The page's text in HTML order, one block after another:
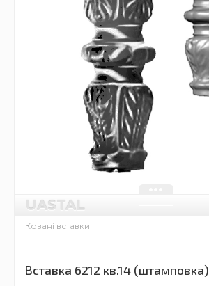
UASTAL
Ковані вставки
Вставка 6212 кв.14 (штамповка)